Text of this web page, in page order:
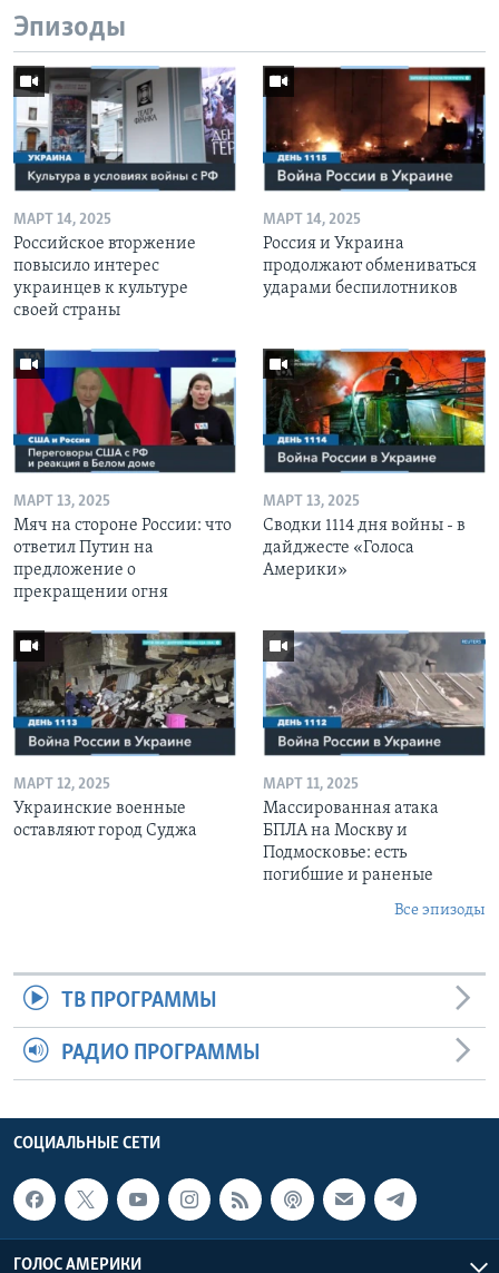
Эпизоды
МАРТ 14, 2025
Российское вторжение
повысило интерес
украинцев к культуре
своей страны
МАРТ 14, 2025
Россия и Украина
продолжают обмениваться
ударами беспилотников
МАРТ 13, 2025
Мяч на стороне России: что
ответил Путин на
предложение о
прекращении огня
МАРТ 13, 2025
Сводки 1114 дня войны - в
дайджесте «Голоса
Америки»
МАРТ 12, 2025
Украинские военные
оставляют город Суджа
МАРТ 11, 2025
Массированная атака
БПЛА на Москву и
Подмосковье: есть
погибшие и раненые
Все эпизоды
ТВ ПРОГРАММЫ
РАДИО ПРОГРАММЫ
СОЦИАЛЬНЫЕ СЕТИ
ГОЛОС АМЕРИКИ